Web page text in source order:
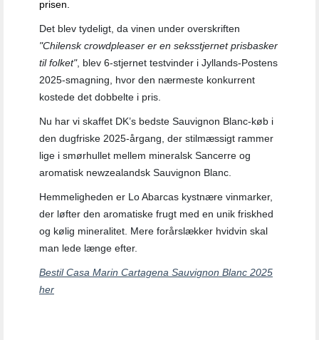
prisen.
Det blev tydeligt, da vinen under overskriften
"Chilensk crowdpleaser er en seksstjernet prisbasker
til folket", blev 6-stjernet testvinder i Jyllands-Postens
2025-smagning, hvor den nærmeste konkurrent
kostede det dobbelte i pris.
Nu har vi skaffet DK’s bedste Sauvignon Blanc-køb i
den dugfriske 2025-årgang, der stilmæssigt rammer
lige i smørhullet mellem mineralsk Sancerre og
aromatisk newzealandsk Sauvignon Blanc.
Hemmeligheden er Lo Abarcas kystnære vinmarker,
der løfter den aromatiske frugt med en unik friskhed
og kølig mineralitet. Mere forårslækker hvidvin skal
man lede længe efter.
Bestil Casa Marin Cartagena Sauvignon Blanc 2025
her